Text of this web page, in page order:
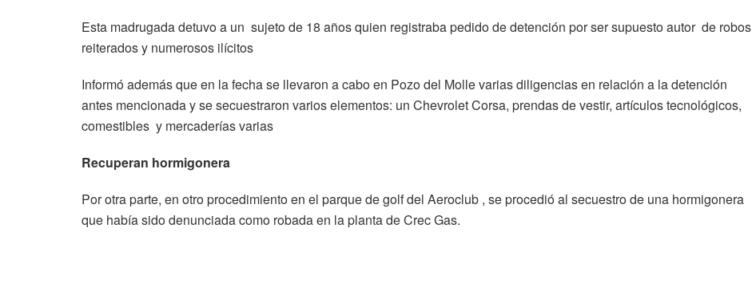
Esta madrugada detuvo a un sujeto de 18 años quien registraba pedido de detención por ser supuesto autor de robos
reiterados y numerosos ilícitos
Informó además que en la fecha se llevaron a cabo en Pozo del Molle varias diligencias en relación a la detención
antes mencionada y se secuestraron varios elementos: un Chevrolet Corsa, prendas de vestir, artículos tecnológicos,
comestibles y mercaderías varias
Recuperan hormigonera
Por otra parte, en otro procedimiento en el parque de golf del Aeroclub , se procedió al secuestro de una hormigonera
que había sido denunciada como robada en la planta de Crec Gas.